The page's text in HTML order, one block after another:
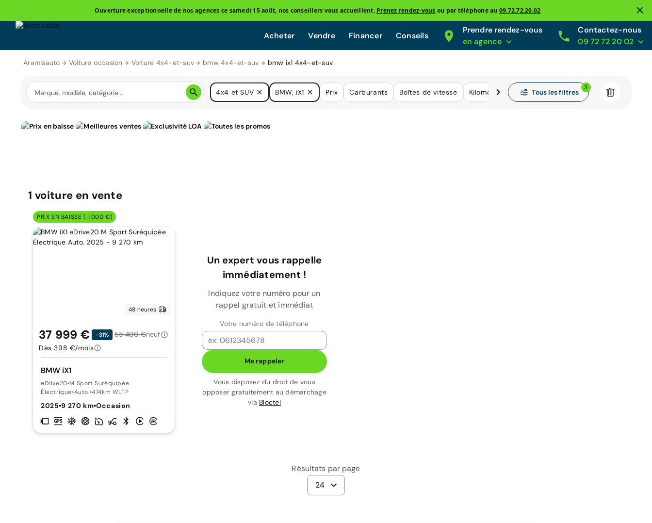
Ouverture exceptionnelle de nos agences ce samedi 15 août, nos conseillers vous accueillent. Prenez rendez-vous ou par téléphone au 09.72.72.20.02
Acheter Vendre Financer Conseils
Prendre rendez-vous
en agence
Contactez-nous
09 72 72 20 02
Aramisauto Voiture occasion Voiture 4x4-et-suv bmw 4x4-et-suv bmw ix1 4x4-et-suv
4x4 et SUV BMW, iX1 Prix Carburants Boîtes de vitesse Kilométrage Tous les filtres
3
1 voiture en vente
PRIX EN BAISSE (-1000 €)
48 heures
BMW iX1
eDrive20•M Sport Suréquipée
Électrique•Auto.•474km WLTP
2025•9 270 km•Occasion
37 999 € -31% 55 400 €neuf
Dès 398 €/mois
Un expert vous rappelle
immédiatement !
Indiquez votre numéro pour un
rappel gratuit et immédiat
Votre numéro de téléphone
Me rappeler
Vous disposez du droit de vous
opposer gratuitement au démarchage
via Bloctel
Résultats par page
24